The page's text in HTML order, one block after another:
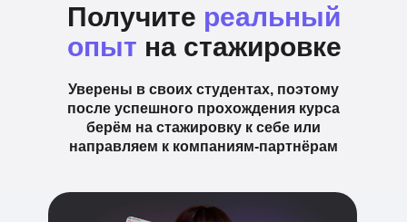
Уверены в своих студентах, поэтому
после успешного прохождения курса
берём на стажировку к себе или
направляем к компаниям-партнёрам
Получите реальный
опыт на стажировке